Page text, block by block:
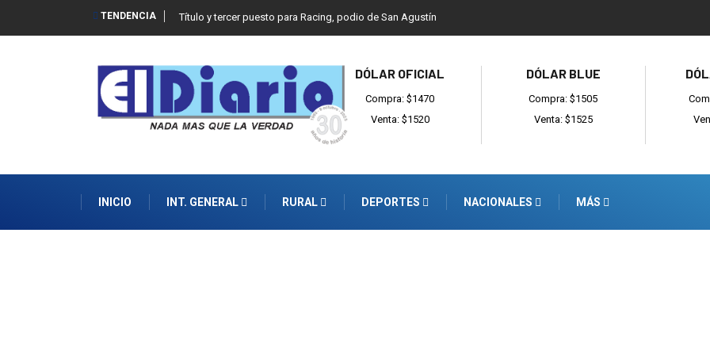
TENDENCIA Título y tercer puesto para Racing, podio de San Agustín
DÓLAR OFICIAL
Compra: $1470
Venta: $1520
DÓLAR BLUE
Compra: $1505
Venta: $1525
INICIO INT. GENERAL RURAL DEPORTES NACIONALES MÁS